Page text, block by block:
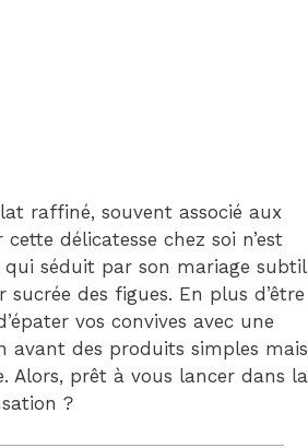
raffiné, souvent associé aux
délicatesse chez soi n’est
qui séduit par son mariage subtil
des figues. En plus d’être
vos convives avec une
avant des produits simples mais
prêt à vous lancer dans la
?